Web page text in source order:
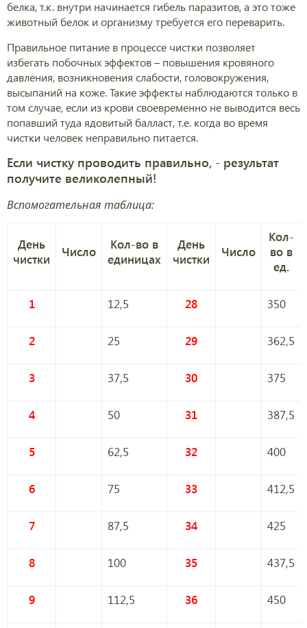
белка, т.к. внутри начинается гибель паразитов, а это тоже
животный белок и организму требуется его переварить.
Правильное питание в процессе чистки позволяет
избегать побочных эффектов – повышения кровяного
давления, возникновения слабости, головокружения,
высыпаний на коже. Такие эффекты наблюдаются только в
том случае, если из крови своевременно не выводится весь
попавший туда ядовитый балласт, т.е. когда во время
чистки человек неправильно питается.
Если чистку проводить правильно, - результат
получите великолепный!
Вспомогательная таблица:
День
чистки
Число
Кол-во в
единицах
День
чистки
Число
Кол-
во в
ед.
1 12,5 28 350
2 25 29 362,5
3 37,5 30 375
4 50 31 387,5
5 62,5 32 400
6 75 33 412,5
7 87,5 34 425
8 100 35 437,5
9 112,5 36 450